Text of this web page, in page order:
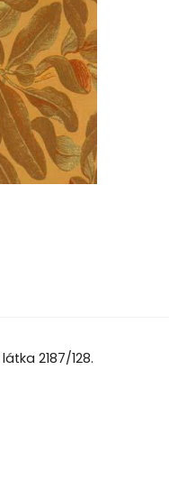
2187/128.